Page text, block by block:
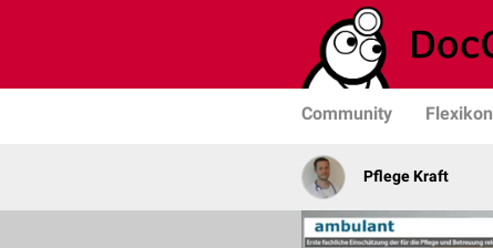
Community Flexikon
Pflege Kraft